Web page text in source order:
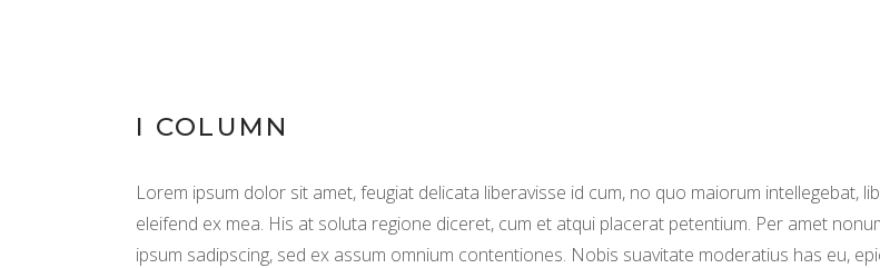
I COLUMN
Lorem ipsum dolor sit amet, feugiat delicata liberavisse id cum, no quo maiorum intellegebat,
eleifend ex mea. His at soluta regione diceret, cum et atqui placerat petentium. Per amet
ipsum sadipscing, sed ex assum omnium contentiones. Nobis suavitate moderatius has eu,